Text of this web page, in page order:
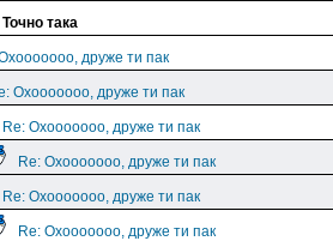
Точно така
друже ти пак
Охооооооо, друже ти пак
Re: Охооооооо, друже ти пак
Re: Охооооооо, друже ти пак
Re: Охооооооо, друже ти пак
Re: Охооооооо, друже ти пак